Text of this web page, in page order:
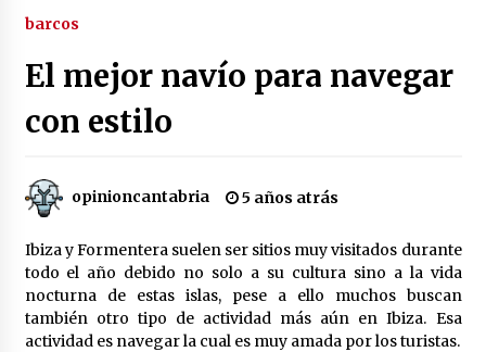
PNV presiona: Sánchez en la cuerda
Junts insta a elecciones: ¿final
trágico o esperanzador?
2 meses atrás
barcos
El mejor navío para navegar
con estilo
opinioncantabria 5 años atrás
Ibiza y Formentera suelen ser sitios muy visitados durante
todo el año debido no solo a su cultura sino a la vida
nocturna de estas islas, pese a ello muchos buscan
también otro tipo de actividad más aún en Ibiza. Esa
actividad es navegar la cual es muy amada por los turistas.